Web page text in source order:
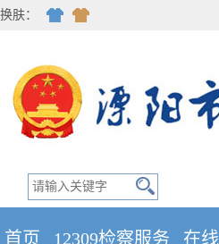
换肤：
首页 12309检察服务 在